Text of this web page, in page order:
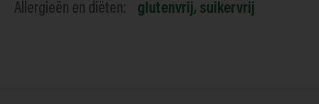
Allergieën en diëten:
glutenvrij, suikervrij